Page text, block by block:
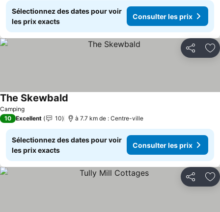
Sélectionnez des dates pour voir
les prix exacts
Consulter les prix
Partager
Camping
The Skewbald
10 Excellent 10 à 7.7 km de : Centre-ville
Sélectionnez des dates pour voir
les prix exacts
Consulter les prix
Partager